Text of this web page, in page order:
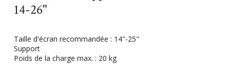
14-26"
Taille d'écran recommandée : 14"-25"
Support
Poids de la charge max. : 20 kg